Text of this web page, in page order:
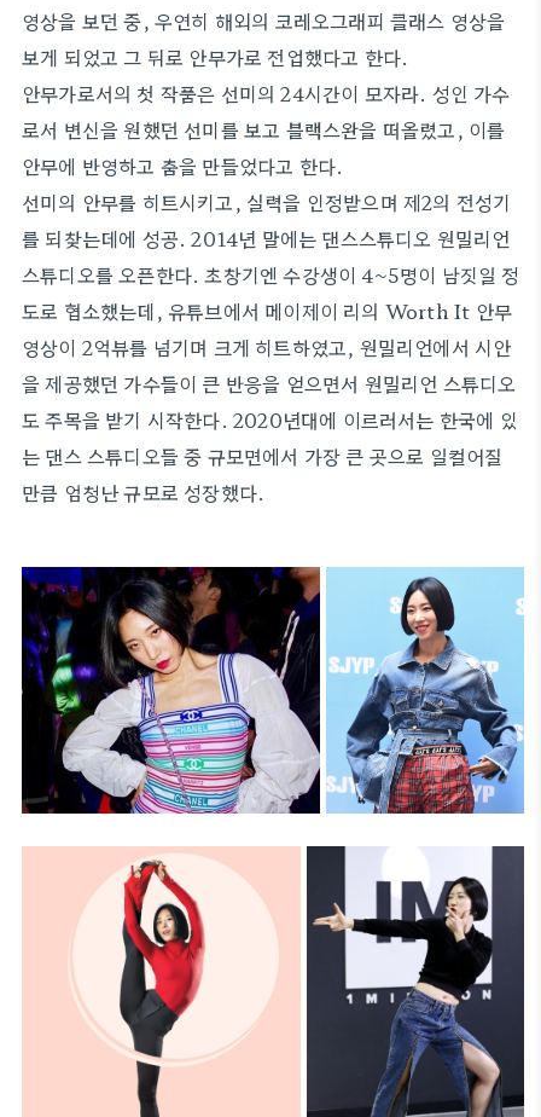
영상을 보던 중, 우연히 해외의 코레오그래피 클래스 영상을
보게 되었고 그 뒤로 안무가로 전업했다고 한다.
안무가로서의 첫 작품은 선미의 24시간이 모자라. 성인 가수
로서 변신을 원했던 선미를 보고 블랙스완을 떠올렸고, 이를
안무에 반영하고 춤을 만들었다고 한다.
선미의 안무를 히트시키고, 실력을 인정받으며 제2의 전성기
를 되찾는데에 성공. 2014년 말에는 댄스스튜디오 원밀리언
스튜디오를 오픈한다. 초창기엔 수강생이 4~5명이 남짓일 정
도로 협소했는데, 유튜브에서 메이제이 리의 Worth It 안무
영상이 2억뷰를 넘기며 크게 히트하였고, 원밀리언에서 시안
을 제공했던 가수들이 큰 반응을 얻으면서 원밀리언 스튜디오
도 주목을 받기 시작한다. 2020년대에 이르러서는 한국에 있
는 댄스 스튜디오들 중 규모면에서 가장 큰 곳으로 일컬어질
만큼 엄청난 규모로 성장했다.